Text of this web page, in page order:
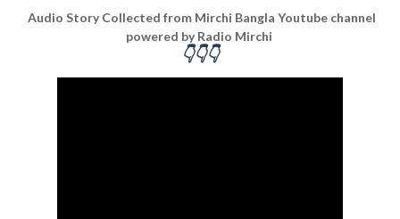
Audio Story Collected from Mirchi Bangla Youtube channel
powered by Radio Mirchi
👇👇👇